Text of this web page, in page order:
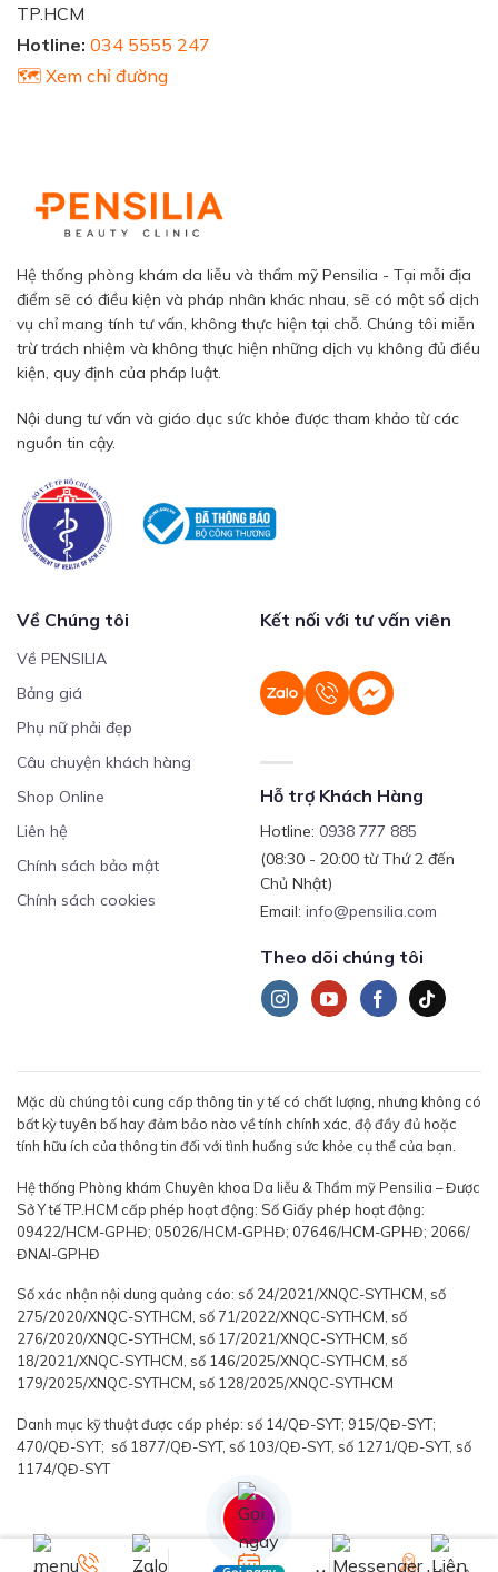
TP.HCM
Hotline: 034 5555 247
🗺️ Xem chỉ đường
Hệ thống phòng khám da liễu và thẩm mỹ Pensilia - Tại mỗi địa
điểm sẽ có điều kiện và pháp nhân khác nhau, sẽ có một số dịch
vụ chỉ mang tính tư vấn, không thực hiện tại chỗ. Chúng tôi miễn
trừ trách nhiệm và không thực hiện những dịch vụ không đủ điều
kiện, quy định của pháp luật.
Nội dung tư vấn và giáo dục sức khỏe được tham khảo từ các
nguồn tin cậy.
Về Chúng tôi
Về PENSILIA
Bảng giá
Phụ nữ phải đẹp
Câu chuyện khách hàng
Shop Online
Liên hệ
Chính sách bảo mật
Chính sách cookies
Kết nối với tư vấn viên
Hỗ trợ Khách Hàng
Hotline: 0938 777 885
(08:30 - 20:00 từ Thứ 2 đến
Chủ Nhật)
Email: info@pensilia.com
Theo dõi chúng tôi
Mặc dù chúng tôi cung cấp thông tin y tế có chất lượng, nhưng không có
bất kỳ tuyên bố hay đảm bảo nào về tính chính xác, độ đầy đủ hoặc
tính hữu ích của thông tin đối với tình huống sức khỏe cụ thể của bạn.
Hệ thống Phòng khám Chuyên khoa Da liễu & Thẩm mỹ Pensilia – Được
Sở Y tế TP.HCM cấp phép hoạt động: Số Giấy phép hoạt động:
09422/HCM-GPHĐ; 05026/HCM-GPHĐ; 07646/HCM-GPHĐ; 2066/
ĐNAI-GPHĐ
Số xác nhận nội dung quảng cáo: số 24/2021/XNQC-SYTHCM, số
275/2020/XNQC-SYTHCM, số 71/2022/XNQC-SYTHCM, số
276/2020/XNQC-SYTHCM, số 17/2021/XNQC-SYTHCM, số
18/2021/XNQC-SYTHCM, số 146/2025/XNQC-SYTHCM, số
179/2025/XNQC-SYTHCM, số 128/2025/XNQC-SYTHCM
Danh mục kỹ thuật được cấp phép: số 14/QĐ-SYT; 915/QĐ-SYT;
470/QĐ-SYT; số 1877/QĐ-SYT, số 103/QĐ-SYT, số 1271/QĐ-SYT, số
1174/QĐ-SYT